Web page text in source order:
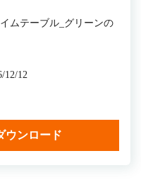
ムテーブル_グリーンの
12/12
ウンロード